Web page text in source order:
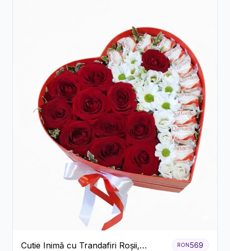
Cutie Inimă cu Trandafiri Roșii,
RON569